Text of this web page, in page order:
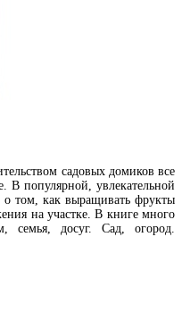
садовых домиков все
В популярной, увлекательной
том, как выращивать фрукты
на участке. В книге много
семья, досуг. Сад, огород.